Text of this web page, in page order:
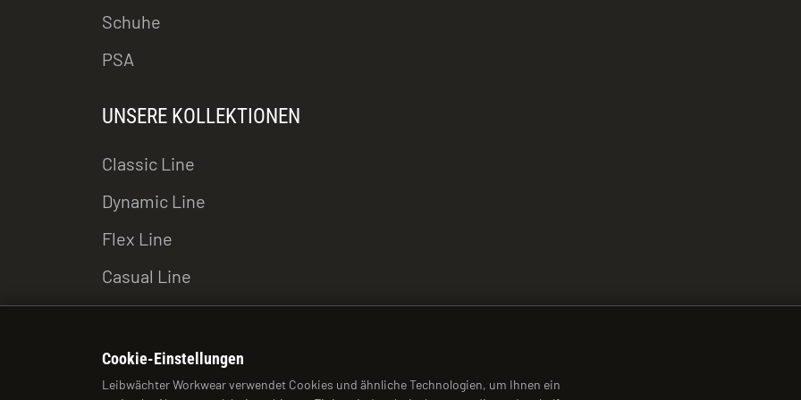
Schuhe
PSA
UNSERE KOLLEKTIONEN
Classic Line
Dynamic Line
Flex Line
Casual Line
Cookie-Einstellungen
Leibwächter Workwear verwendet Cookies und ähnliche Technologien, um Ihnen ein